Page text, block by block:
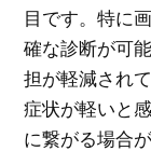
目です。特に
確な診断が可
担が軽減され
症状が軽いと
に繋がる場合